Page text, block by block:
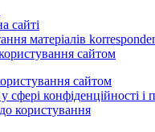
сайті
матеріалів
сайтом
сайтом
сфері конфіденційності
користування